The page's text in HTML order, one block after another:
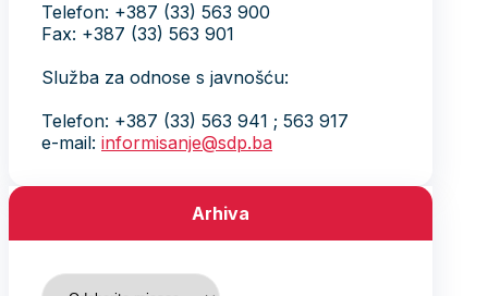
Telefon: +387 (33) 563 900
Fax: +387 (33) 563 901
Služba za odnose s javnošću:
Telefon: +387 (33) 563 941 ; 563 917
e-mail: informisanje@sdp.ba
Arhiva
Arhiva